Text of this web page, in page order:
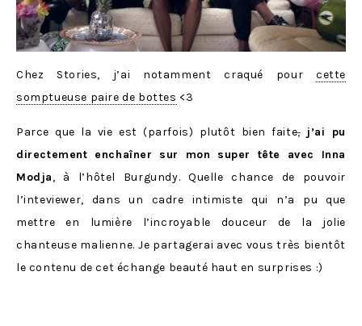
Chez Stories, j’ai notamment craqué pour cette
somptueuse paire de bottes <3
Parce que la vie est (parfois) plutôt bien faite, j’ai pu
directement enchaîner sur mon super tête avec Inna
Modja, à l’hôtel Burgundy. Quelle chance de pouvoir
l’inteviewer, dans un cadre intimiste qui n’a pu que
mettre en lumière l’incroyable douceur de la jolie
chanteuse malienne. Je partagerai avec vous très bientôt
le contenu de cet échange beauté haut en surprises :)